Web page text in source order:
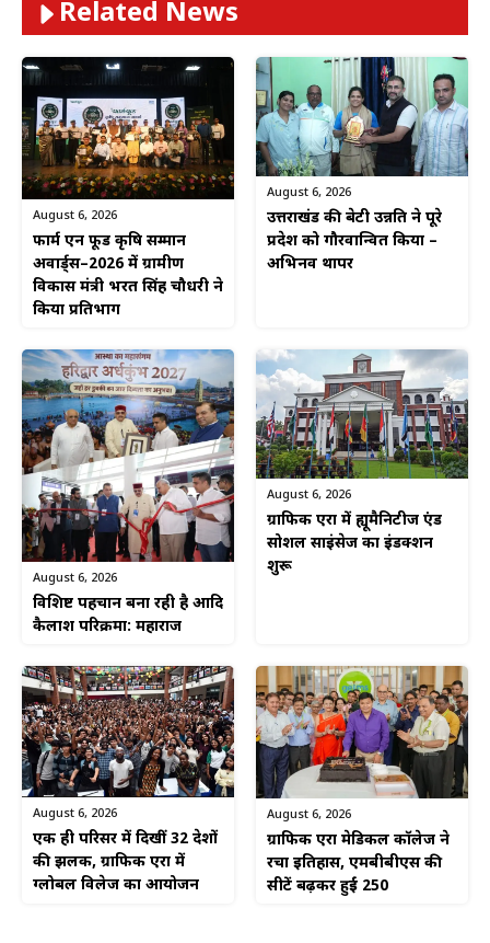
Related News
August 6, 2026
फार्म एन फूड कृषि सम्मान
अवार्ड्स–2026 में ग्रामीण
विकास मंत्री भरत सिंह चौधरी ने
किया प्रतिभाग
August 6, 2026
उत्तराखंड की बेटी उन्नति ने पूरे
प्रदेश को गौरवान्वित किया –
अभिनव थापर
August 6, 2026
विशिष्ट पहचान बना रही है आदि
कैलाश परिक्रमा: महाराज
August 6, 2026
ग्राफिक एरा में ह्यूमैनिटीज एंड
सोशल साइंसेज का इंडक्शन
शुरू
August 6, 2026
एक ही परिसर में दिखीं 32 देशों
की झलक, ग्राफिक एरा में
ग्लोबल विलेज का आयोजन
August 6, 2026
ग्राफिक एरा मेडिकल कॉलेज ने
रचा इतिहास, एमबीबीएस की
सीटें बढ़कर हुईं 250